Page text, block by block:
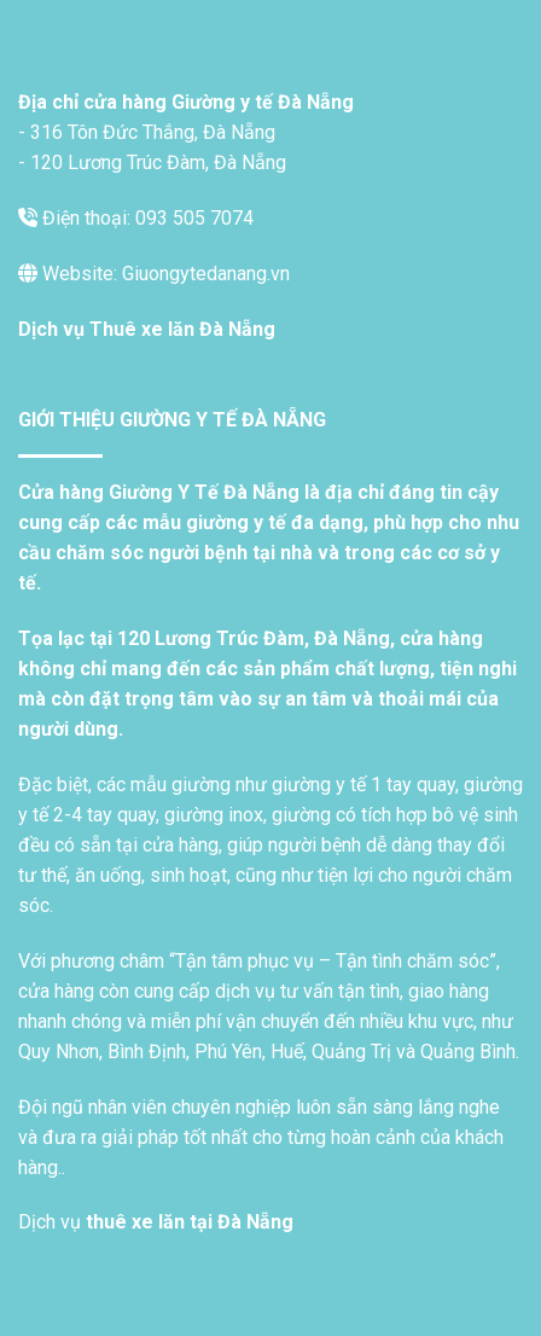
Địa chỉ cửa hàng Giường y tế Đà Nẵng
- 316 Tôn Đức Thắng, Đà Nẵng
- 120 Lương Trúc Đàm, Đà Nẵng
Điện thoại: 093 505 7074
Website: Giuongytedanang.vn
Dịch vụ Thuê xe lăn Đà Nẵng
GIỚI THIỆU GIƯỜNG Y TẾ ĐÀ NẴNG
Cửa hàng Giường Y Tế Đà Nẵng là địa chỉ đáng tin cậy
cung cấp các mẫu giường y tế đa dạng, phù hợp cho nhu
cầu chăm sóc người bệnh tại nhà và trong các cơ sở y
tế.
Tọa lạc tại 120 Lương Trúc Đàm, Đà Nẵng, cửa hàng
không chỉ mang đến các sản phẩm chất lượng, tiện nghi
mà còn đặt trọng tâm vào sự an tâm và thoải mái của
người dùng.
Đặc biệt, các mẫu giường như giường y tế 1 tay quay, giường
y tế 2-4 tay quay, giường inox, giường có tích hợp bô vệ sinh
đều có sẵn tại cửa hàng, giúp người bệnh dễ dàng thay đổi
tư thế, ăn uống, sinh hoạt, cũng như tiện lợi cho người chăm
sóc.
Với phương châm “Tận tâm phục vụ – Tận tình chăm sóc”,
cửa hàng còn cung cấp dịch vụ tư vấn tận tình, giao hàng
nhanh chóng và miễn phí vận chuyển đến nhiều khu vực, như
Quy Nhơn, Bình Định, Phú Yên, Huế, Quảng Trị và Quảng Bình.
Đội ngũ nhân viên chuyên nghiệp luôn sẵn sàng lắng nghe
và đưa ra giải pháp tốt nhất cho từng hoàn cảnh của khách
hàng..
Dịch vụ thuê xe lăn tại Đà Nẵng